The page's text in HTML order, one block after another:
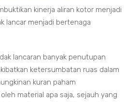
kinerja aliran kotor menjadi
lancar menjadi bertenaga
lancaran banyak penutupan
ketersumbatan ruas dalam
kuran paham
material apa saja, sejauh yang